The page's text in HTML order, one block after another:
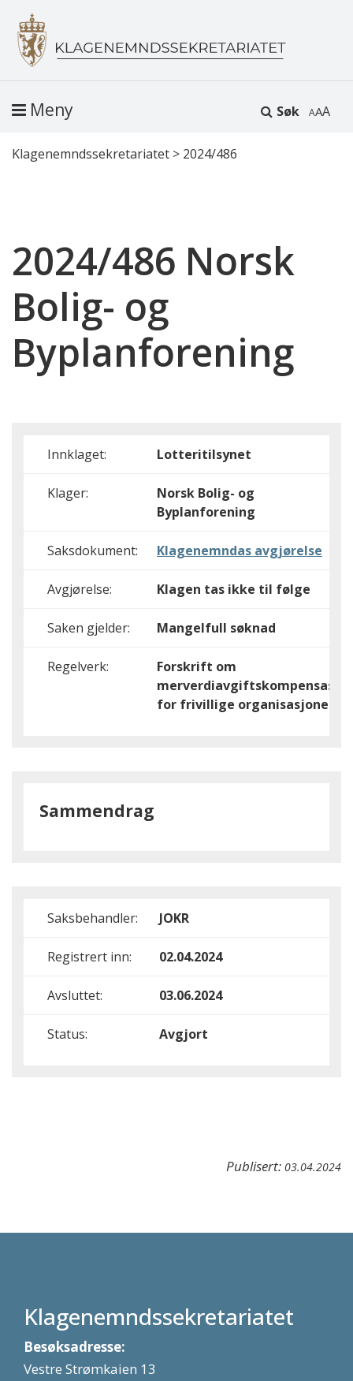
Søk A
Meny
Klagenemndssekretariatet > 2024/486
2024/486 Norsk
Bolig- og
Byplanforening
Innklaget: Lotteritilsynet
Klager:
Norsk Bolig- og
Byplanforening
Saksdokument: Klagenemndas avgjørelse
Avgjørelse: Klagen tas ikke til følge
Saken gjelder: Mangelfull søknad
Regelverk:
Forskrift om
for frivillige organisasjoner
Sammendrag
Saksbehandler: JOKR
Registrert inn: 02.04.2024
Avsluttet: 03.06.2024
Status: Avgjort
Publisert: 03.04.2024
Klagenemndssekretariatet
Besøksadresse:
Vestre Strømkaien 13